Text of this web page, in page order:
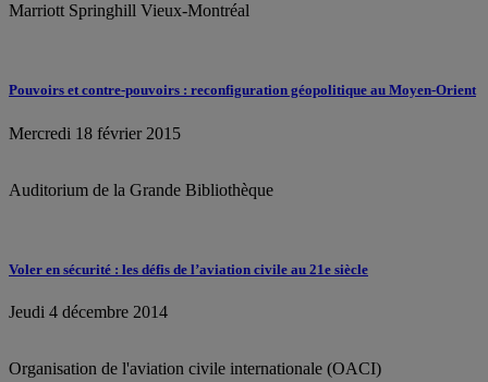
Marriott Springhill Vieux-Montréal
Pouvoirs et contre-pouvoirs : reconfiguration géopolitique au Moyen-Orient
Mercredi 18 février 2015
Auditorium de la Grande Bibliothèque
Voler en sécurité : les défis de l’aviation civile au 21e siècle
Jeudi 4 décembre 2014
Organisation de l'aviation civile internationale (OACI)